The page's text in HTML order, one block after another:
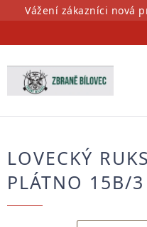
PřejítVážení zákazníci nová
LOVECKÝ
PLÁTNO 15B/3